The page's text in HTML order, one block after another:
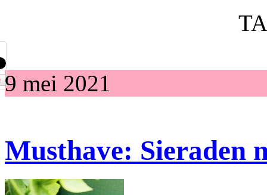
9 mei 2021
Musthave: Sieraden